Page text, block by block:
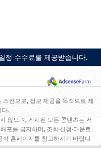
정 수수료를 제공받습니다.
킨으로, 정보 제공을 목적으로 제
다.
않으며, 게시된 모든 콘텐츠는 저
포를 금지하며, 조회·신청·다운로
홈페이지를 참고하시기 바랍니